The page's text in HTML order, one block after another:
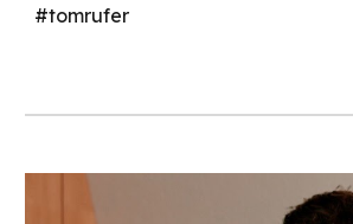
#tomrufer